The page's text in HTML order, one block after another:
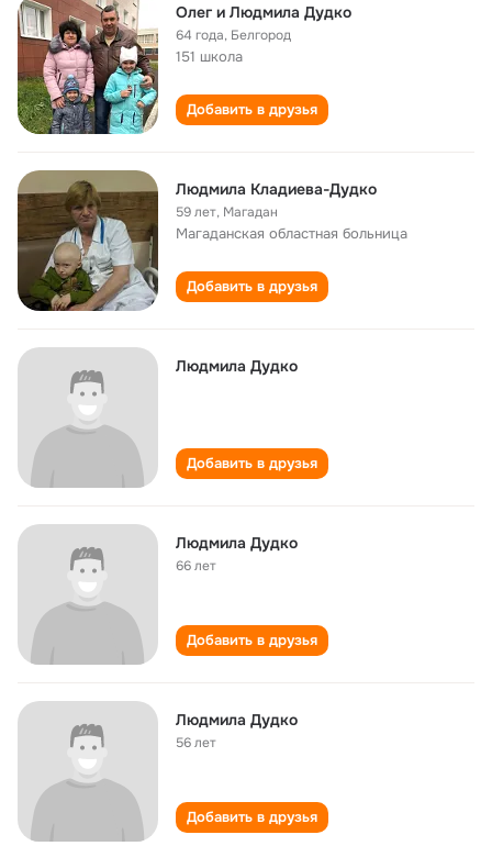
Олег и Людмила Дудко
64 года, Белгород
151 школа
Добавить в друзья
Людмила Кладиева-Дудко
59 лет, Магадан
Магаданская областная больница
Добавить в друзья
Людмила Дудко
Добавить в друзья
Людмила Дудко
66 лет
Добавить в друзья
Людмила Дудко
56 лет
Добавить в друзья